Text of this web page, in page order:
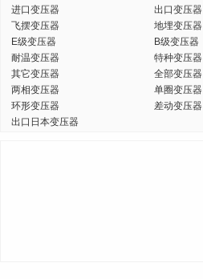
进口变压器
出口变压器
飞摆变压器
地埋变压器
E级变压器
B级变压器
耐温变压器
特种变压器
其它变压器
全部变压器
两相变压器
单圈变压器
环形变压器
差动变压器
出口日本变压器